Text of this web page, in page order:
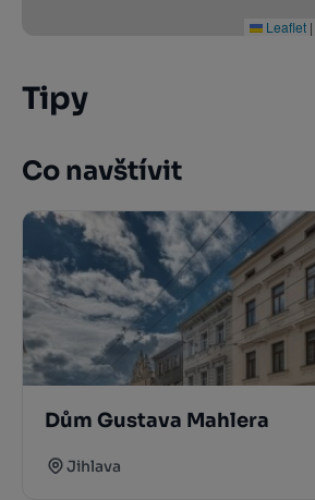
Leaflet |
Tipy
Co navštívit
Dům Gustava Mahlera
Jihlava